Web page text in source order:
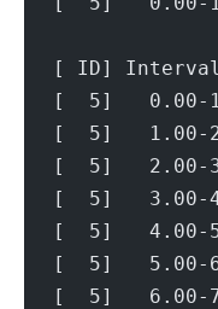
[ ID]
[  5]
[  5]
[  5]
[  5]
[  5]
[  5]
[  5]